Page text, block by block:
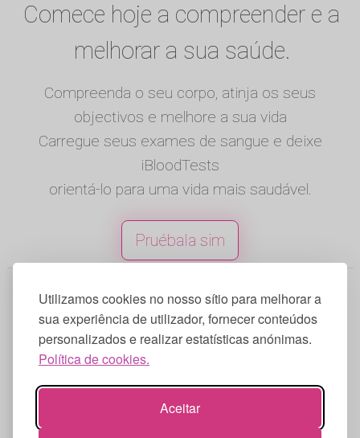
Utilizamos cookies no nosso sítio para melhorar a
sua experiência de utilizador, fornecer conteúdos
personalizados e realizar estatísticas anónimas.
Política de cookies.
Aceitar
Comece hoje a compreender e a
melhorar a sua saúde.
Compreenda o seu corpo, atinja os seus
objectivos e melhore a sua vida
Carregue seus exames de sangue e deixe
iBloodTests
orientá-lo para uma vida mais saudável.
Pruébala sim
© 2025 iBloodTests. Todos os direitos
reservados.
Inglês|Espanhol|Francês|Portugues|
Alemão
Termos de utilização|Política de
|Política de cookies